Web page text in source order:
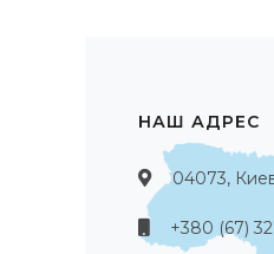
НАШ АДРЕС
04073,
+380 (67)